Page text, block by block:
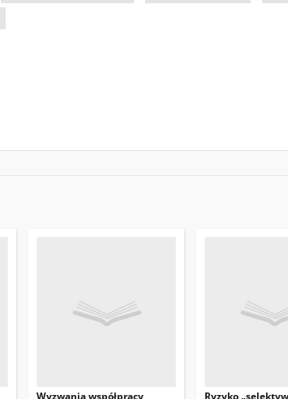
Wyzwania współpracy
Ryzyko